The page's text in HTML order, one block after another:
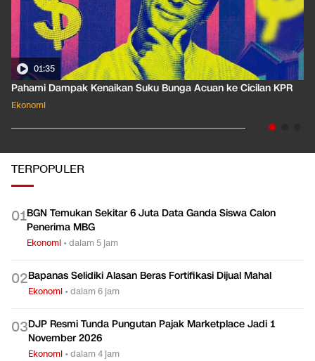
01:35
Pahami Dampak Kenaikan Suku Bunga Acuan ke Cicilan KPR
Ekonomi
TERPOPULER
01BGN Temukan Sekitar 6 Juta Data Ganda Siswa Calon
Penerima MBG
Ekonomi •dalam 5 jam
02Bapanas Selidiki Alasan Beras Fortifikasi Dijual Mahal
Ekonomi •dalam 6 jam
03DJP Resmi Tunda Pungutan Pajak Marketplace Jadi 1
November 2026
Ekonomi •dalam 4 jam